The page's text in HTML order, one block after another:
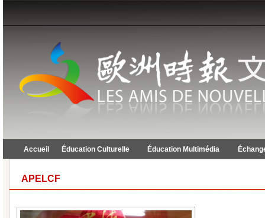
Accueil Éducation Culturelle Éducation Multimédia
APELCF